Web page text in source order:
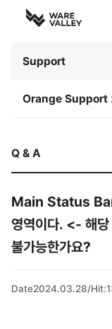
Support
Orange Support
Q & A
Main Status Bar
영역이다. <- 해당
불가능한가요?
Date2024.03.28/Hit: